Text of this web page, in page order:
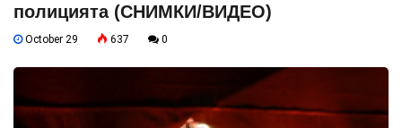
полицията (СНИМКИ/ВИДЕО)
October 29 637 0